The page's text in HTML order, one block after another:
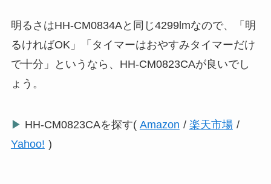
明るさはHH-CM0834Aと同じ4299lmなので、「明
るければOK」「タイマーはおやすみタイマーだけ
で十分」というなら、HH-CM0823CAが良いでし
ょう。
▶ HH-CM0823CAを探す( Amazon / 楽天市場 /
Yahoo! )